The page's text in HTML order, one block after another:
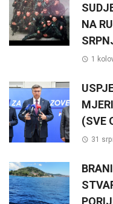
NA
1
(SVE
31